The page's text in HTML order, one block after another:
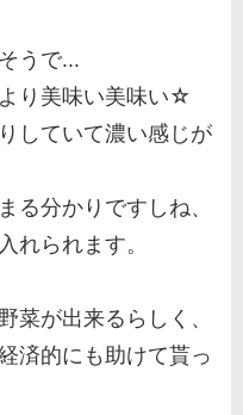
うで...
り美味い美味い☆
していて濃い感じが
る分かりですしね、
れられます。
菜が出来るらしく、
済的にも助けて貰っ